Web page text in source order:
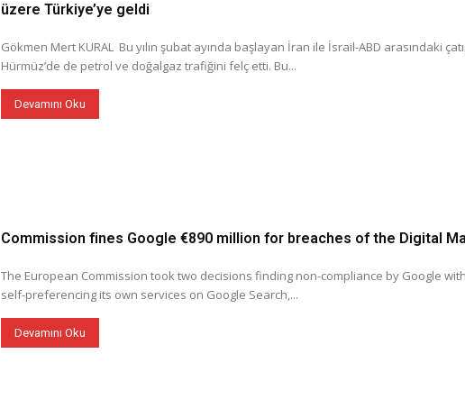
üzere Türkiye’ye geldi
Gökmen Mert KURAL Bu yılın şubat ayında başlayan İran ile İsrail-ABD arasındaki
Hürmüz’de de petrol ve doğalgaz trafiğini felç etti. Bu...
Devamını Oku
Commission fines Google €890 million for breaches of the Digital
The European Commission took two decisions finding non-compliance by Google
self-preferencing its own services on Google Search,...
Devamını Oku